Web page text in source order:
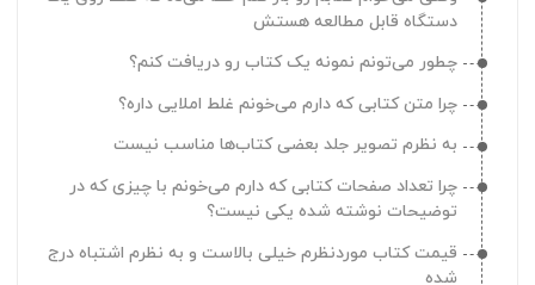
دوستم رو به طاقچه دعوت کردم چطور می‌تونم از هدیه‌اش
استفاده کنم؟
دوستم رو به طاقچه دعوت کردم چه زمانی هدیه‌ام رو
می‌گیرم؟
بخش دعوت از دوستان چه کاربردی داره؟
چرا با وجود اینکه دوستم رو به طاقچه دعوت کردم هدیه‌ام رو
نگرفتم؟
چطور می‌تونم دستگاه‌های متصل به حسابم رو حذف کنم؟
با وجود اینکه مبلغ از حسابم کسر شده اما کیف پولم شارژ
چطور می‌تونم متوجه بشم موجودی کیف پولم چقدر
هستش؟
چرا نمی‌تونم با اعتبار کیف پولم خرید کنم؟
با اینکه مبلغ از حسابم کسر شده اما خریدم موفق ثبت نشده
وقتی روی دکمه خرید می‌زنم به درگاه منتقل نمی‌شم
چرا یک عنوان کتاب مشخص با قیمت‌های مختلفی روی
دستگاه قابل مطالعه هستش
چطور می‌تونم نمونه یک کتاب رو دریافت کنم؟
چرا متن کتابی که دارم می‌خونم غلط املایی داره؟
به نظرم تصویر جلد بعضی کتاب‌ها مناسب نیست
چرا تعداد صفحات کتابی که دارم می‌خونم با چیزی که در
توضیحات نوشته شده یکی نیست؟
قیمت کتاب موردنظرم خیلی بالاست و به نظرم اشتباه درج
شده